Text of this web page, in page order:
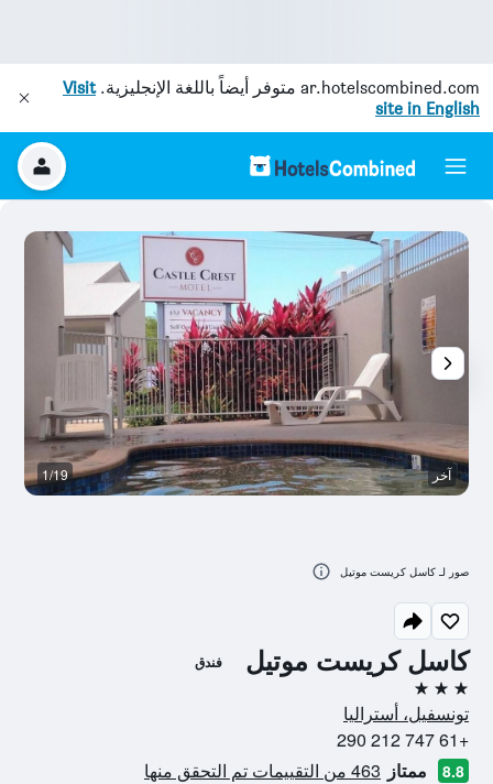
ar.hotelscombined.com متوفر أيضاً باللغة الإنجليزية.Visit
site in English
كاسل كريست موتيل فندق
3 نجوم
تونسفيل، أستراليا
+61 747 212 290
8.8 ممتاز 463 من التقييمات تم التحقق منها
آخر 1/19
صور لـ كاسل كريست موتيل